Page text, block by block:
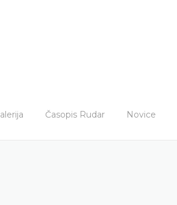
Časopis Rudar Novice